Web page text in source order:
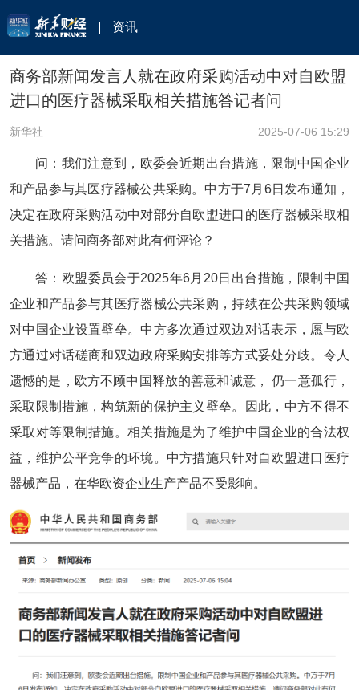
资讯
商务部新闻发言人就在政府采购活动中对自欧盟
进口的医疗器械采取相关措施答记者问
新华社 2025-07-06 15:29
问：我们注意到，欧委会近期出台措施，限制中国企业
和产品参与其医疗器械公共采购。中方于7月6日发布通知，
决定在政府采购活动中对部分自欧盟进口的医疗器械采取相
关措施。请问商务部对此有何评论？
答：欧盟委员会于2025年6月20日出台措施，限制中国
企业和产品参与其医疗器械公共采购，持续在公共采购领域
对中国企业设置壁垒。中方多次通过双边对话表示，愿与欧
方通过对话磋商和双边政府采购安排等方式妥处分歧。令人
遗憾的是，欧方不顾中国释放的善意和诚意， 仍一意孤行，
采取限制措施，构筑新的保护主义壁垒。因此，中方不得不
采取对等限制措施。相关措施是为了维护中国企业的合法权
益，维护公平竞争的环境。中方措施只针对自欧盟进口医疗
器械产品，在华欧资企业生产产品不受影响。